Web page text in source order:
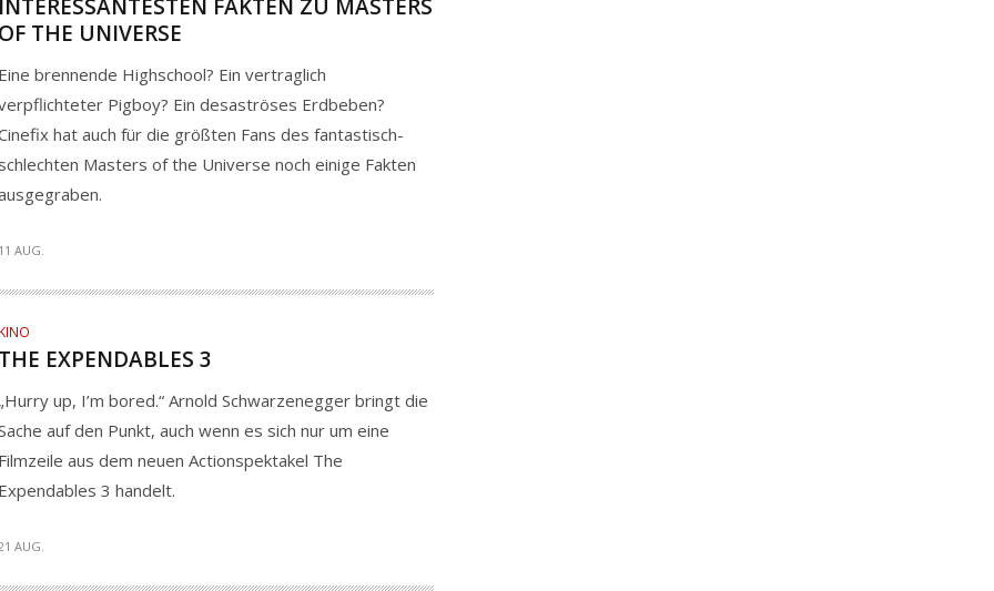
FAKTEN ZU MASTERS
THE UNIVERSE
brennende Highschool? Ein vertraglich
Pigboy? Ein desaströses Erdbeben?
hat auch für die größten Fans des fantastisch-
Masters of the Universe noch einige Fakten
AUG.
EXPENDABLES 3
up, I’m bored.“ Arnold Schwarzenegger bringt die
auf den Punkt, auch wenn es sich nur um eine
aus dem neuen Actionspektakel The
3 handelt.
AUG.